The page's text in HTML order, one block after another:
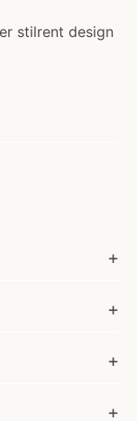
stilrent design